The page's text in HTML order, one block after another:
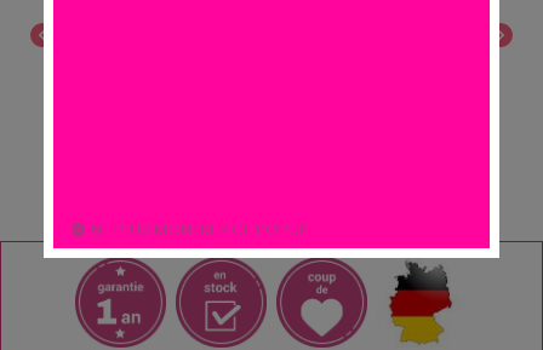
chevron_left chevron_right
NE PLUS MONTRER CE POPUP.